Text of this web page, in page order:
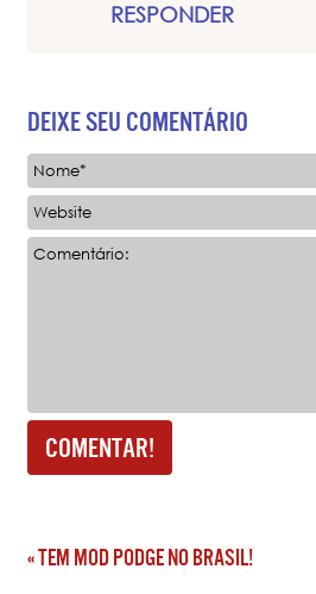
RESPONDER
DEIXE SEU COMENTÁRIO
Nome*
Website
Comentário:
«TEM MOD PODGE NO BRASIL!